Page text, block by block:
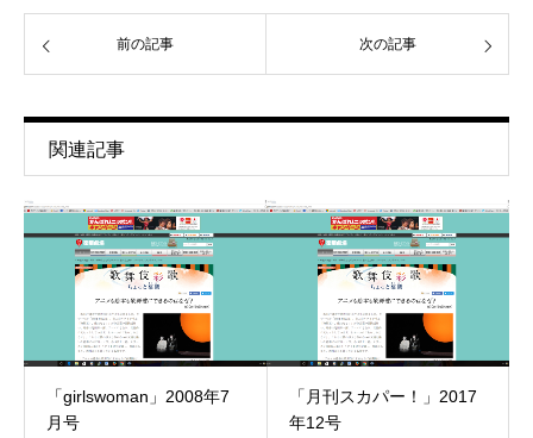
前の記事 次の記事
関連記事
「girlswoman」2008年7
月号
「月刊スカパー！」2017
年12号